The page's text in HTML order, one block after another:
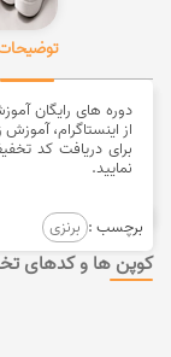
دوره های رایگان
از اینستاگرام،
برای دریافت کد
نمایید.
برچسب : برنزی
کوپن ها و کدهای